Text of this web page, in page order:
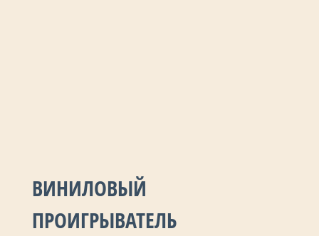
ВИНИЛОВЫЙ
ПРОИГРЫВАТЕЛЬ